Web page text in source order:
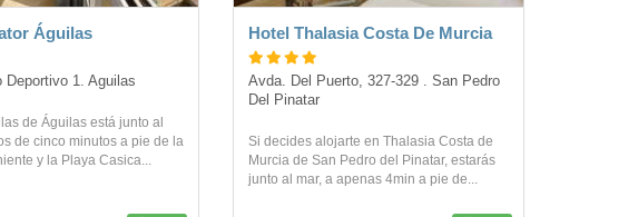
Águilas
Deportivo 1. Aguilas
de Águilas está junto al
de cinco minutos a pie de la
y la Playa Casica...
Hotel Thalasia Costa De Murcia
Avda. Del Puerto, 327-329 . San Pedro
Del Pinatar
Si decides alojarte en Thalasia Costa de
Murcia de San Pedro del Pinatar, estarás
junto al mar, a apenas 4min a pie de...